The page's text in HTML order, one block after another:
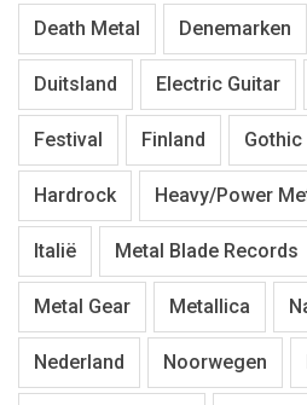
Death Metal Denemarken
Duitsland Electric Guitar
Festival Finland Gothic
Hardrock Heavy/Power
Italië Metal Blade Records
Metal Gear Metallica
Nederland Noorwegen